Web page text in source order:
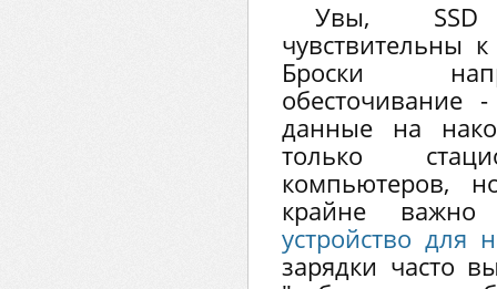
Увы, SSD
чувствительны к
Броски
обесточивание
данные на
только
компьютеров,
крайне важно
устройство для
зарядки часто